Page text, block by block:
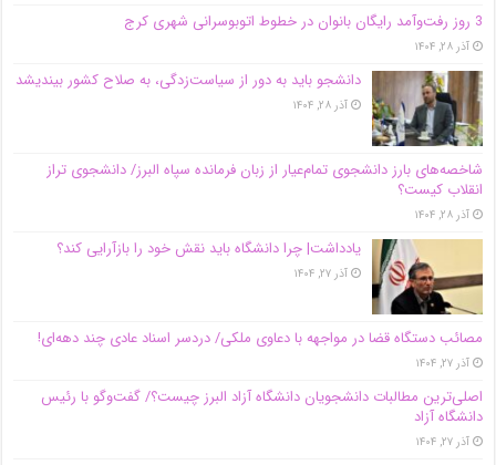
3 روز رفت‌وآمد رایگان بانوان در خطوط اتوبوسرانی شهری کرج
آذر ۲۸, ۱۴۰۴
دانشجو باید به دور از سیاست‌زدگی، به صلاح کشور بیندیشد
آذر ۲۸, ۱۴۰۴
شاخصه‌های بارز دانشجوی تمام‌عیار از زبان فرمانده سپاه البرز/ دانشجوی تراز
انقلاب کیست؟
آذر ۲۸, ۱۴۰۴
یادداشت| چرا دانشگاه باید نقش خود را بازآرایی کند؟
آذر ۲۷, ۱۴۰۴
مصائب دستگاه قضا در مواجهه با دعاوی ملکی/ دردسر اسناد عادی چند‌ دهه‌ای!
آذر ۲۷, ۱۴۰۴
اصلی‌ترین مطالبات دانشجویان دانشگاه آزاد البرز چیست؟/ گفت‌وگو با رئیس
دانشگاه آز‌اد
آذر ۲۷, ۱۴۰۴